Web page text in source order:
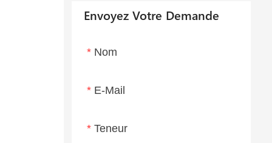
Envoyez Votre Demande
Nom
E-Mail
Teneur